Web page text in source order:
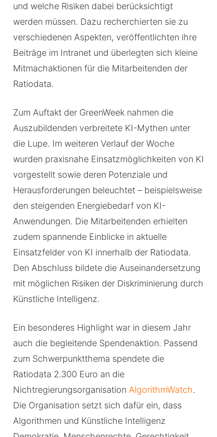
und welche Risiken dabei berücksichtigt
werden müssen. Dazu recherchierten sie zu
verschiedenen Aspekten, veröffentlichten ihre
Beiträge im Intranet und überlegten sich kleine
Mitmachaktionen für die Mitarbeitenden der
Ratiodata.
Zum Auftakt der GreenWeek nahmen die
Auszubildenden verbreitete KI-Mythen unter
die Lupe. Im weiteren Verlauf der Woche
wurden praxisnahe Einsatzmöglichkeiten von KI
vorgestellt sowie deren Potenziale und
Herausforderungen beleuchtet – beispielsweise
den steigenden Energiebedarf von KI-
Anwendungen. Die Mitarbeitenden erhielten
zudem spannende Einblicke in aktuelle
Einsatzfelder von KI innerhalb der Ratiodata.
Den Abschluss bildete die Auseinandersetzung
mit möglichen Risiken der Diskriminierung durch
Künstliche Intelligenz.
Ein besonderes Highlight war in diesem Jahr
auch die begleitende Spendenaktion. Passend
zum Schwerpunktthema spendete die
Ratiodata 2.300 Euro an die
Nichtregierungsorganisation AlgorithmWatch.
Die Organisation setzt sich dafür ein, dass
Algorithmen und Künstliche Intelligenz